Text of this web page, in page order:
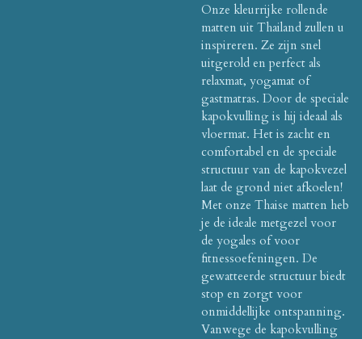
Onze kleurrijke rollende
matten uit Thailand zullen u
inspireren. Ze zijn snel
uitgerold en perfect als
relaxmat, yogamat of
gastmatras. Door de speciale
kapokvulling is hij ideaal als
vloermat. Het is zacht en
comfortabel en de speciale
structuur van de kapokvezel
laat de grond niet afkoelen!
Met onze Thaise matten heb
je de ideale metgezel voor
de yogales of voor
fitnessoefeningen. De
gewatteerde structuur biedt
stop en zorgt voor
onmiddellijke ontspanning.
Vanwege de kapokvulling